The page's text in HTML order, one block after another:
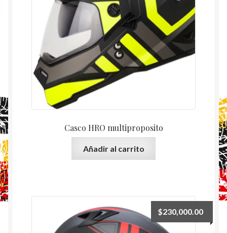
Casco HRO multiproposito
Añadir al carrito
$230,000.00